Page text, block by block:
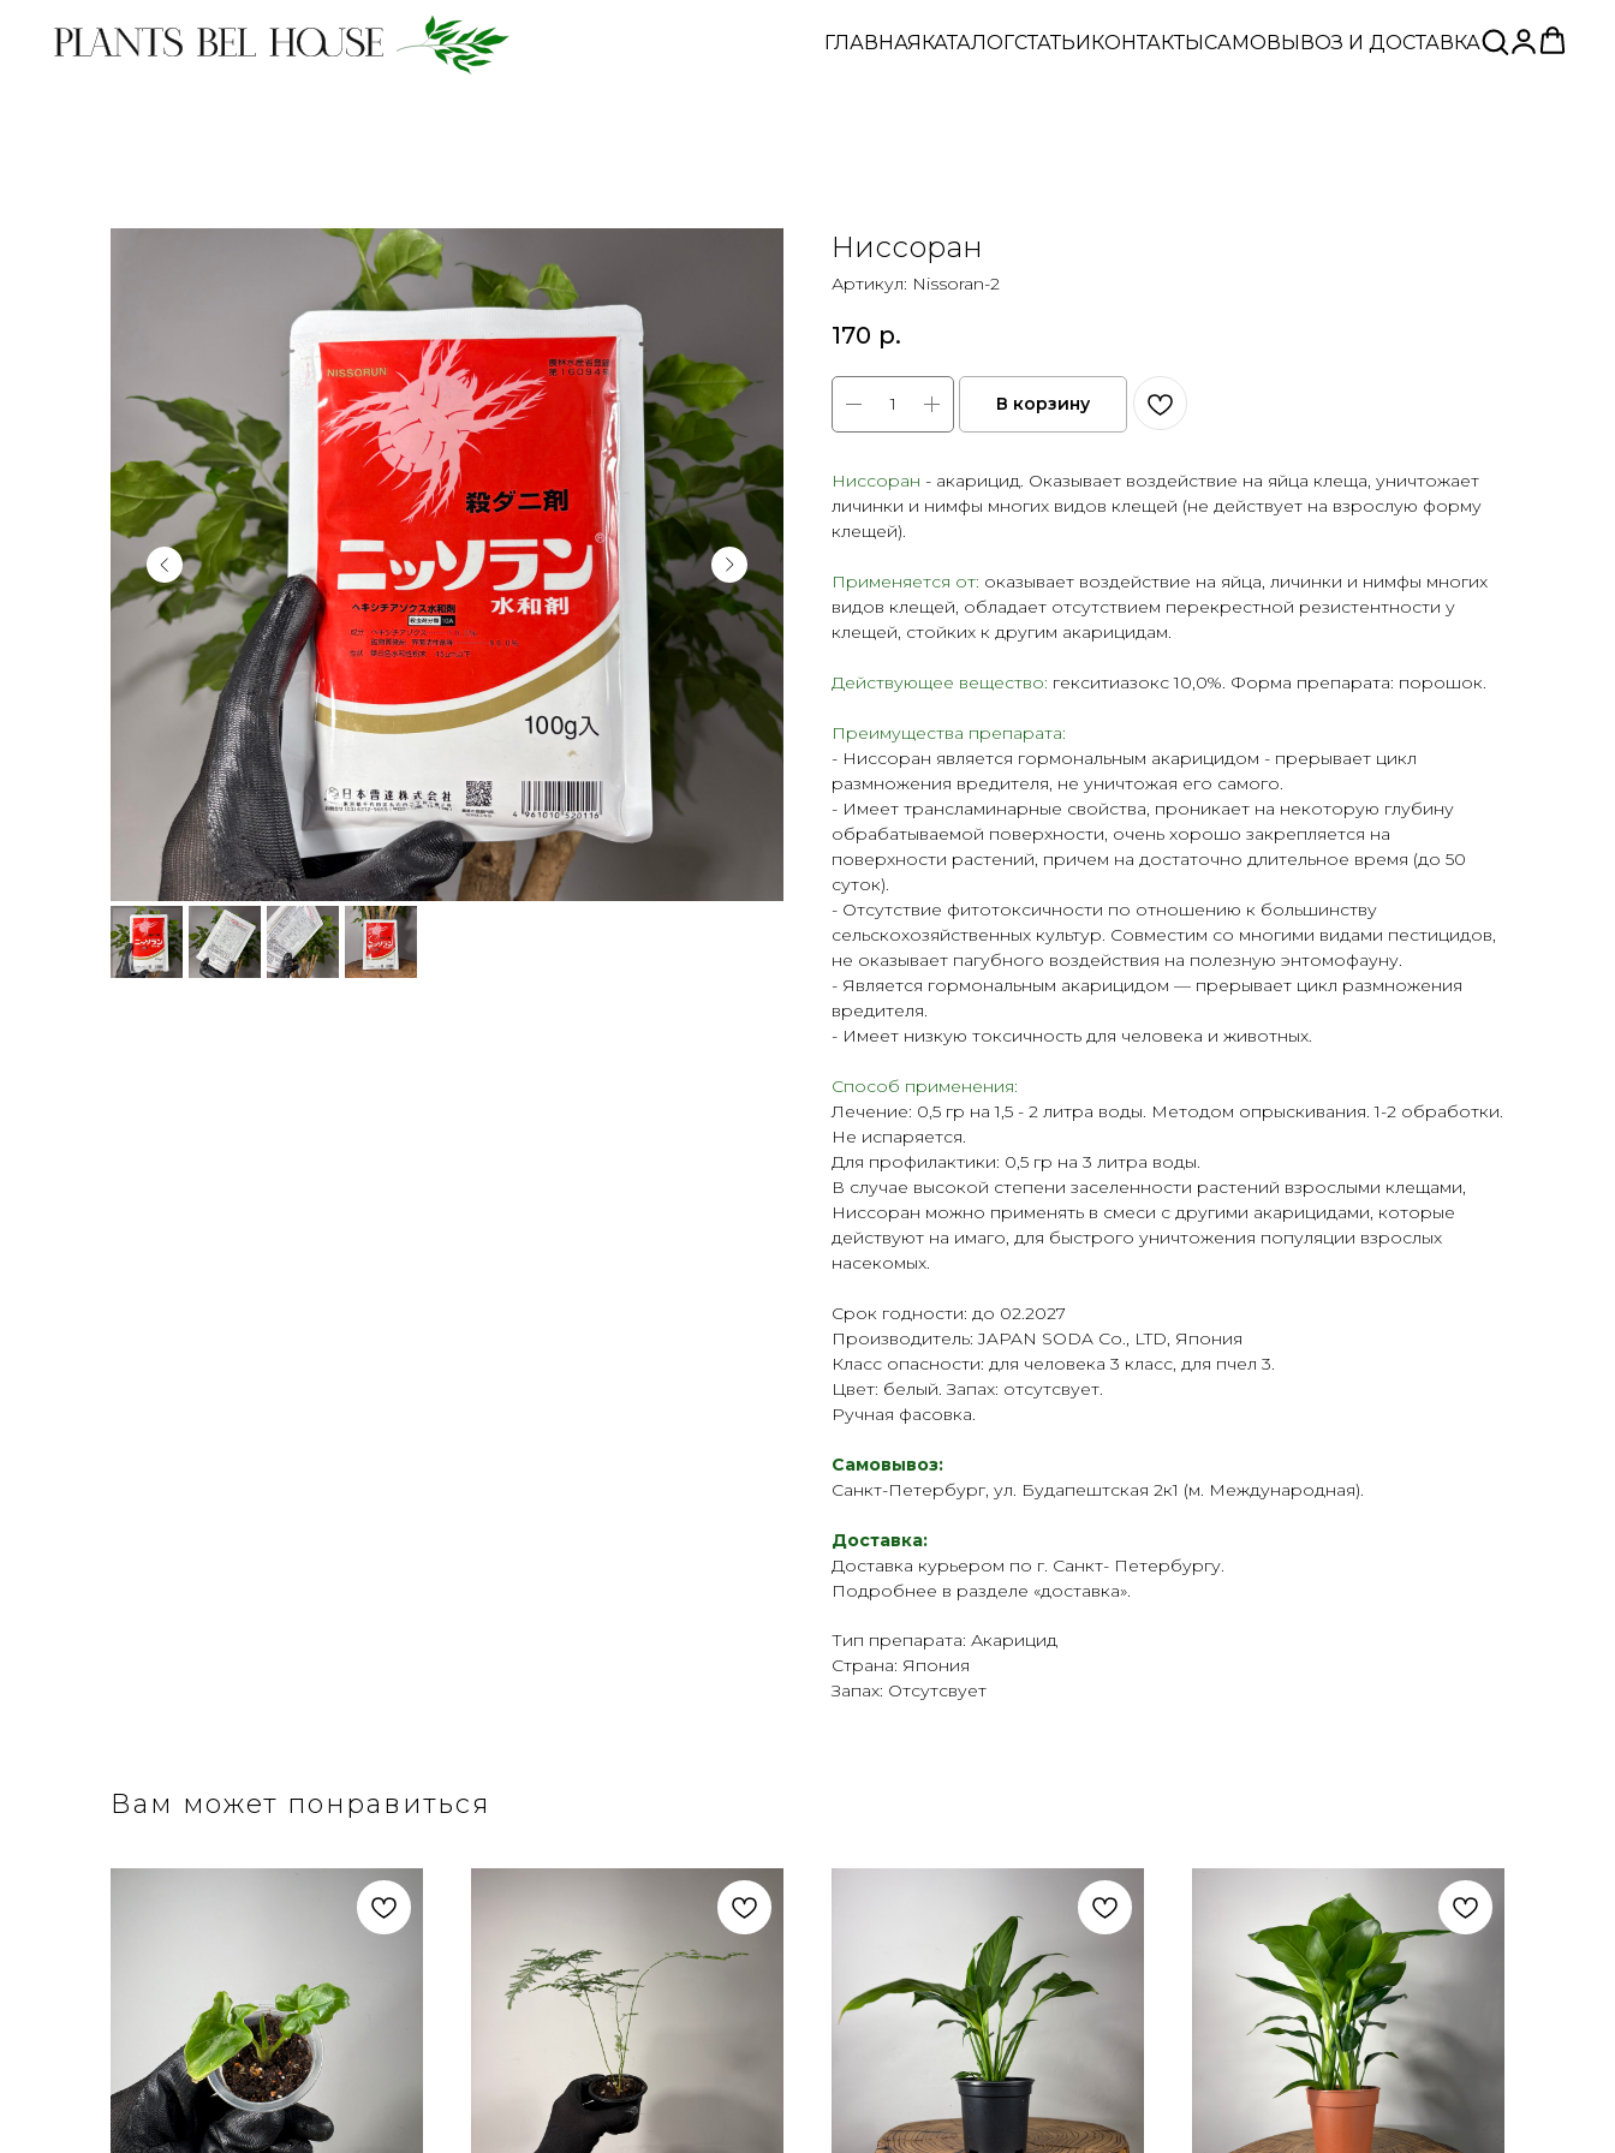
ГЛАВНАЯКАТАЛОГСТАТЬИКОНТАКТЫСАМОВЫВОЗ И ДОСТАВКА
Ниссоран
Артикул: Nissoran-2
170 р.
В корзину
Ниссоран - акарицид. Оказывает воздействие на яйца клеща, уничтожает
личинки и нимфы многих видов клещей (не действует на взрослую форму
клещей).
Применяется от: оказывает воздействие на яйца, личинки и нимфы многих
видов клещей, обладает отсутствием перекрестной резистентности у
клещей, стойких к другим акарицидам.
Действующее вещество: гекситиазокс 10,0%. Форма препарата: порошок.
Преимущества препарата:
- Ниссоран является гормональным акарицидом - прерывает цикл
размножения вредителя, не уничтожая его самого.
- Имеет трансламинарные свойства, проникает на некоторую глубину
обрабатываемой поверхности, очень хорошо закрепляется на
поверхности растений, причем на достаточно длительное время (до 50
суток).
- Отсутствие фитотоксичности по отношению к большинству
сельскохозяйственных культур. Совместим со многими видами пестицидов,
не оказывает пагубного воздействия на полезную энтомофауну.
- Является гормональным акарицидом — прерывает цикл размножения
вредителя.
- Имеет низкую токсичность для человека и животных.
Способ применения:
Лечение: 0,5 гр на 1,5 - 2 литра воды. Методом опрыскивания. 1-2 обработки.
Не испаряется.
Для профилактики: 0,5 гр на 3 литра воды.
В случае высокой степени заселенности растений взрослыми клещами,
Ниссоран можно применять в смеси с другими акарицидами, которые
действуют на имаго, для быстрого уничтожения популяции взрослых
насекомых.
Срок годности: до 02.2027
Производитель: JAPAN SODA Co., LTD, Япония
Класс опасности: для человека 3 класс, для пчел 3.
Цвет: белый. Запах: отсутсвует.
Ручная фасовка.
Самовывоз:
Санкт-Петербург, ул. Будапештская 2к1 (м. Международная).
Доставка:
Доставка курьером по г. Санкт- Петербургу.
Подробнее в разделе «доставка».
Тип препарата: Акарицид
Страна: Япония
Запах: Отсутсвует
Вам может понравиться